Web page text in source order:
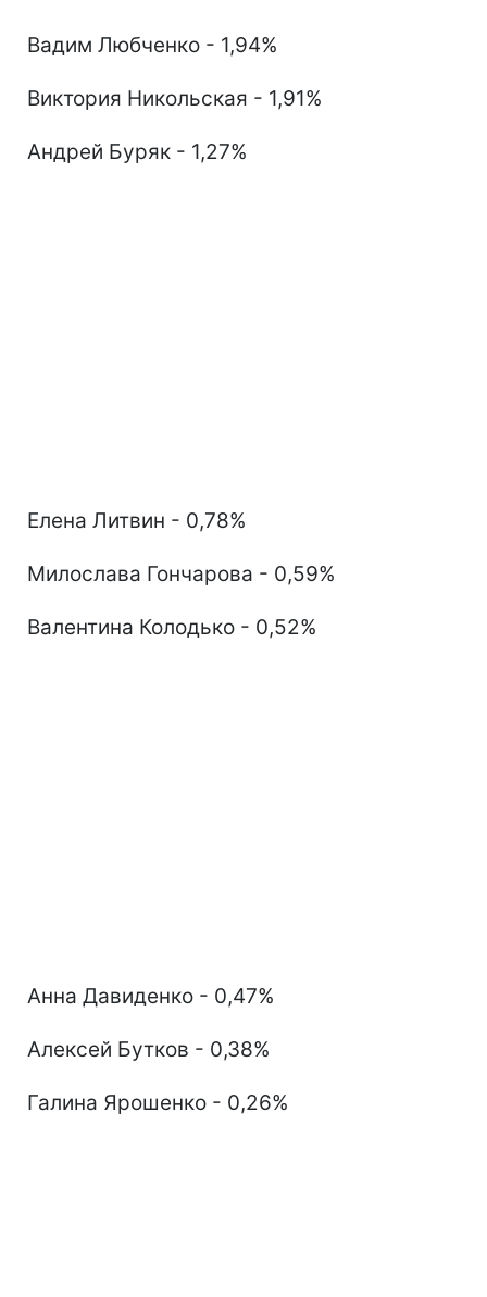
Вадим Любченко - 1,94%
Виктория Никольская - 1,91%
Андрей Буряк - 1,27%
Елена Литвин - 0,78%
Милослава Гончарова - 0,59%
Валентина Колодько - 0,52%
Анна Давиденко - 0,47%
Алексей Бутков - 0,38%
Галина Ярошенко - 0,26%